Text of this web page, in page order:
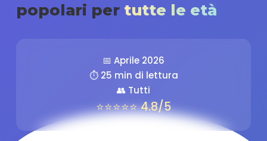
popolari per tutte le età
📅 Aprile 2026
⏱️ 25 min di lettura
👥 Tutti
⭐⭐⭐⭐⭐ 4.8/5